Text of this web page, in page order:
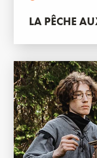
LA PÊCHE